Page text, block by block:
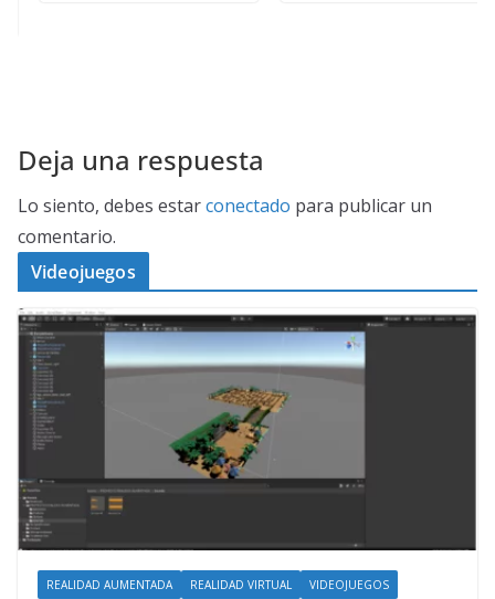
Deja una respuesta
Lo siento, debes estarconectado para publicar un
comentario.
Videojuegos
REALIDAD AUMENTADA REALIDAD VIRTUAL VIDEOJUEGOS